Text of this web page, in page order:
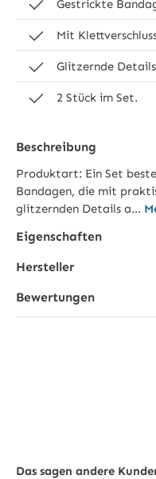
Gestrickte
Mit
Glitzernde Details
2 Stück im Set.
Beschreibung
Produktart: Ein Set
Bandagen, die mit
glitzernden Details a…
Eigenschaften
Hersteller
Bewertungen
Das sagen andere